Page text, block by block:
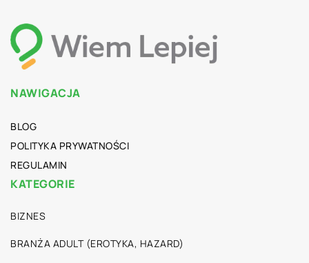
NAWIGACJA
BLOG
POLITYKA PRYWATNOŚCI
REGULAMIN
KATEGORIE
BIZNES
BRANŻA ADULT (EROTYKA, HAZARD)